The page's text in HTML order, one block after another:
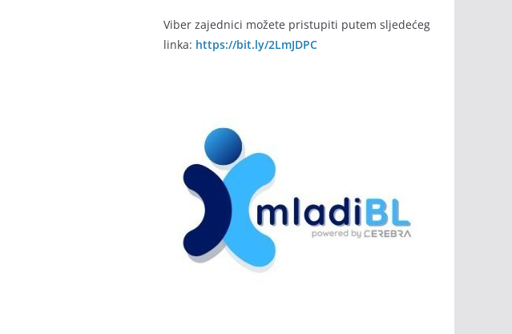
Viber zajednici možete pristupiti putem sljedećeg
linka: https://bit.ly/2LmJDPC